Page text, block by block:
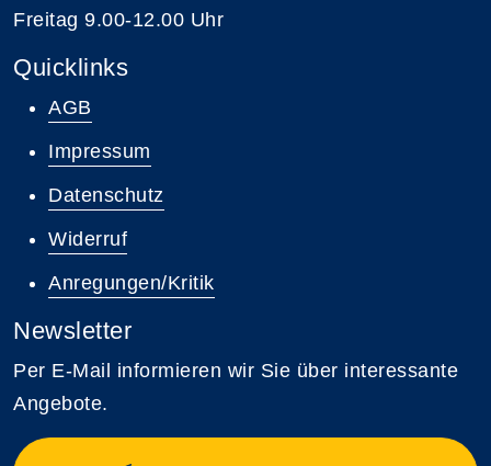
Freitag 9.00-12.00 Uhr
Quicklinks
AGB
Impressum
Datenschutz
Widerruf
Anregungen/Kritik
Newsletter
Per E-Mail informieren wir Sie über interessante
Angebote.